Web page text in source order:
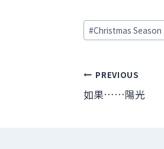
Post
Tags:
#Christmas Season
文
章
PREVIOUS
如果……陽光